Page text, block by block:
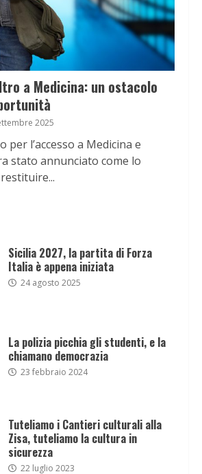
a Medicina: un ostacolo
2025
per l’accesso a Medicina e
stato annunciato come lo
Sicilia 2027, la partita di Forza
Italia è appena iniziata
24 agosto 2025
La polizia picchia gli studenti, e la
chiamano democrazia
23 febbraio 2024
Tuteliamo i Cantieri culturali alla
Zisa, tuteliamo la cultura in
sicurezza
22 luglio 2023